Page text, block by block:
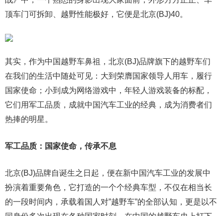
顶车门可拆卸、越野性能极好，它便是北京(BJ)40。
其实，作为中国越野车鼻祖，北京(BJ)品牌旗下的越野车们
在我们的生活中随处可见：大到荣膺国家领导人用车，履行
国家使命；小到成为网络游戏中，年轻人游戏装备的标配，
它们用军工品质，成就中国汽车工业的经典，成为消费者们
热捧的明星。
军工品质：国家使命，传承不息
北京(BJ)品牌自诞生之日起，便在新中国汽车工业的发展中
扮演着重要角色，它打造的一个个经典车型，不仅在相当长
的一段时间内，承载着国人对”越野车”的全部认知，更是以不